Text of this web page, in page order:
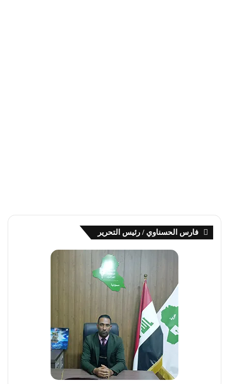
فارس الحسناوي / رئيس التحرير